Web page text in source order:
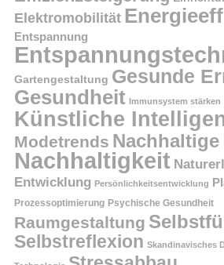
Elektromobilität
Entspannung
Gartengestaltung Gesunde
Gesundheit Immunsystem stärken
Künstliche
Modetrends Nachhaltige
Nachhaltigkeit
Entwicklung Persönlichkeitsentwicklung
Prozessoptimierung Psychische Gesundheit
Raumgestaltung
Selbstreflexion Skandinavisches